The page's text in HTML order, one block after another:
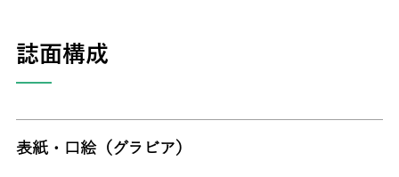
誌面構成
表紙・口絵（グラビア）